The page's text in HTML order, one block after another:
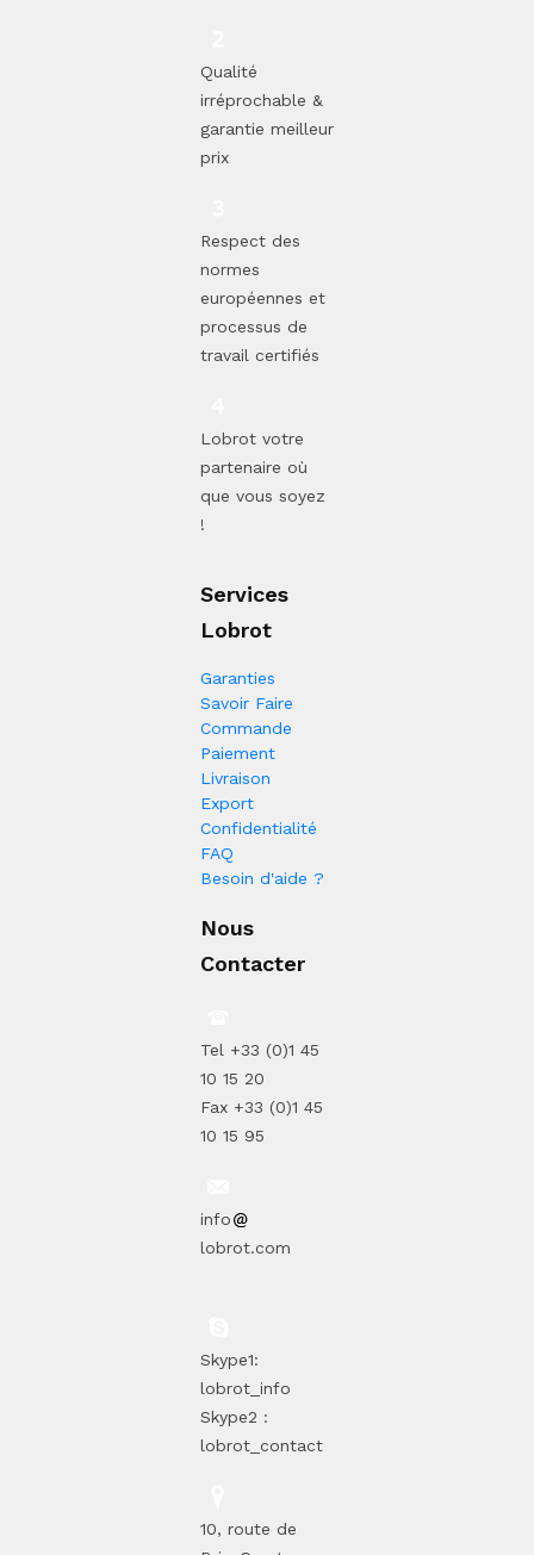
Qualité
irréprochable &
garantie meilleur
prix
Respect des
normes
européennes et
processus de
travail certifiés
Lobrot votre
partenaire où
que vous soyez
!
Services
Lobrot
Garanties
Savoir Faire
Commande
Paiement
Livraison
Export
Confidentialité
FAQ
Besoin d'aide ?
Nous
Contacter
Tel +33 (0)1 45
10 15 20
Fax +33 (0)1 45
10 15 95
info
lobrot.com
Skype1:
lobrot_info
Skype2 :
lobrot_contact
10, route de